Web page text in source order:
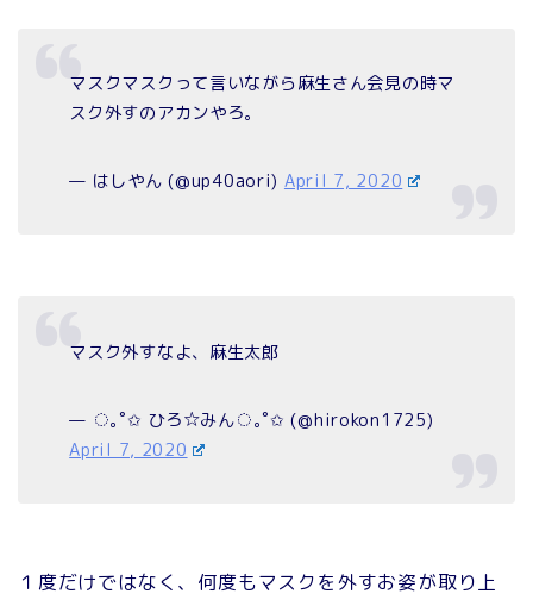
マスクマスクって言いながら麻生さん会見の時マ
スク外すのアカンやろ。
— はしやん (@up40aori) April 7, 2020
マスク外すなよ、麻生太郎
— ◌｡˚✩ ひろ☆みん◌｡˚✩ (@hirokon1725)
April 7, 2020
１度だけではなく、何度もマスクを外すお姿が取り上